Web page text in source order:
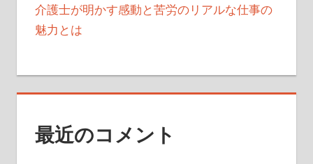
介護士が明かす感動と苦労のリアルな仕事の
魅力とは
最近のコメント